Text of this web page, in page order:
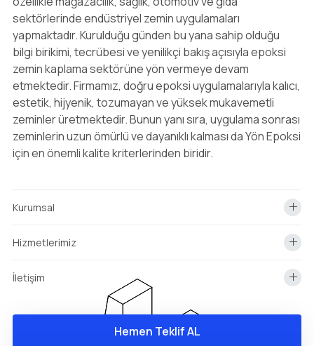
sektörlerinde endüstriyel zemin uygulamaları
yapmaktadır. Kurulduğu günden bu yana sahip olduğu
bilgi birikimi, tecrübesi ve yenilikçi bakış açısıyla epoksi
zemin kaplama sektörüne yön vermeye devam
etmektedir. Firmamız, doğru epoksi uygulamalarıyla kalıcı,
estetik, hijyenik, tozumayan ve yüksek mukavemetli
zeminler üretmektedir. Bunun yanı sıra, uygulama sonrası
zeminlerin uzun ömürlü ve dayanıklı kalması da Yön Epoksi
için en önemli kalite kriterlerinden biridir.
Kurumsal
Hizmetlerimiz
İletişim
Hemen Teklif AL
info@yonepoksi.com